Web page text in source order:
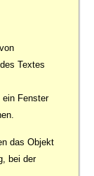
Textes
Fenster
das Objekt
bei der